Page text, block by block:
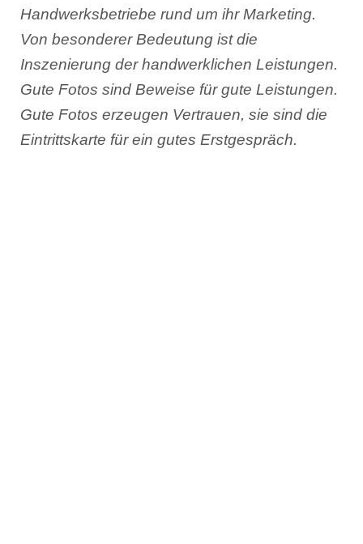
Handwerksbetriebe rund um ihr Marketing.
Von besonderer Bedeutung ist die
Inszenierung der handwerklichen Leistungen.
Gute Fotos sind Beweise für gute Leistungen.
Gute Fotos erzeugen Vertrauen, sie sind die
Eintrittskarte für ein gutes Erstgespräch.